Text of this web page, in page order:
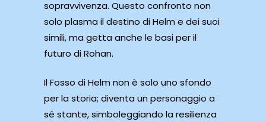
sopravvivenza. Questo confronto non
solo plasma il destino di Helm e dei suoi
simili, ma getta anche le basi per il
futuro di Rohan.
Il Fosso di Helm non è solo uno sfondo
per la storia; diventa un personaggio a
sé stante, simboleggiando la resilienza